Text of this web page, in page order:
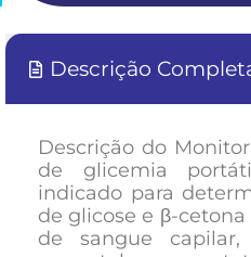
Descrição
Descrição do
de glicemia
indicado para
de glicose e β-
de sangue